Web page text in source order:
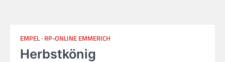
EMPEL RP-ONLINE EMMERICH
Herbstkönig